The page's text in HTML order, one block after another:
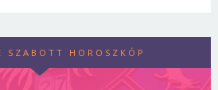
SZABOTT HOROSZKÓP